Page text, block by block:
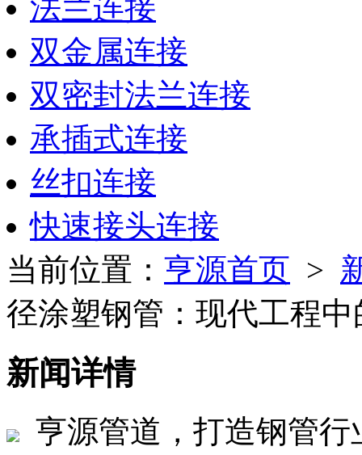
法兰连接
双金属连接
双密封法兰连接
承插式连接
丝扣连接
快速接头连接
当前位置： 亨源首页 >
径涂塑钢管：现代工程
新闻详情
亨源管道，打造钢管